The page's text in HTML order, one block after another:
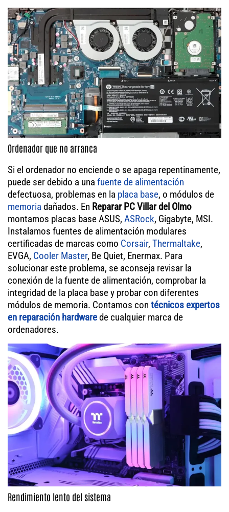
Ordenador que no arranca
Si el ordenador no enciende o se apaga repentinamente,
puede ser debido a una fuente de alimentación
defectuosa, problemas en la placa base, o módulos de
memoria dañados. En Reparar PC Villar del Olmo
montamos placas base ASUS, ASRock, Gigabyte, MSI.
Instalamos fuentes de alimentación modulares
certificadas de marcas como Corsair, Thermaltake,
EVGA, Cooler Master, Be Quiet, Enermax. Para
solucionar este problema, se aconseja revisar la
conexión de la fuente de alimentación, comprobar la
integridad de la placa base y probar con diferentes
módulos de memoria. Contamos con técnicos expertos
en reparación hardwarede cualquier marca de
ordenadores.
Rendimiento lento del sistema